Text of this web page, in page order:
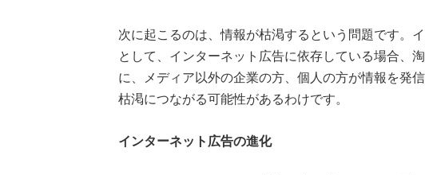
次に起こるのは、情報が枯渇するという問題です。
として、インターネット広告に依存している場合、
に、メディア以外の企業の方、個人の方が情報を発
枯渇につながる可能性があるわけです。
インターネット広告の進化